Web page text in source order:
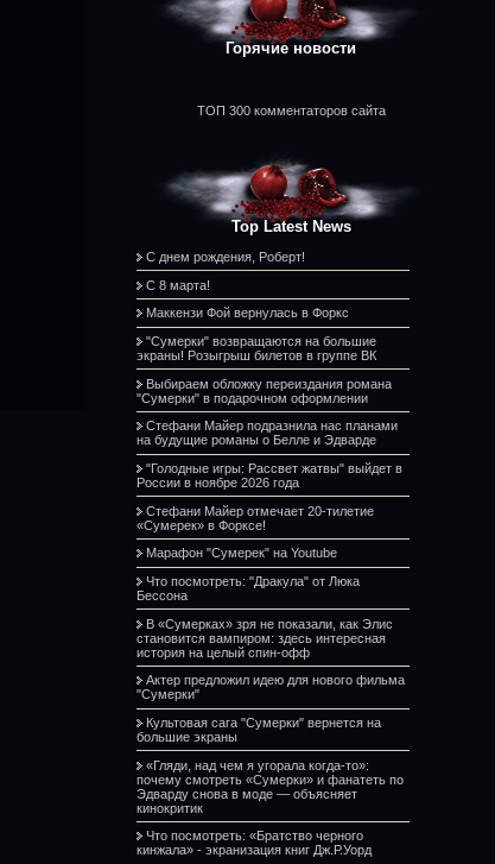
Горячие новости
ТОП 300 комментаторов сайта
Top Latest News
С днем рождения, Роберт!
С 8 марта!
Маккензи Фой вернулась в Форкс
"Сумерки" возвращаются на большие
экраны! Розыгрыш билетов в группе ВК
Выбираем обложку переиздания романа
"Сумерки" в подарочном оформлении
Стефани Майер подразнила нас планами
на будущие романы о Белле и Эдварде
"Голодные игры: Рассвет жатвы" выйдет в
России в ноябре 2026 года
Стефани Майер отмечает 20-тилетие
«Сумерек» в Форксе!
Марафон "Сумерек" на Youtube
Что посмотреть: "Дракула" от Люка
Бессона
В «Сумерках» зря не показали, как Элис
становится вампиром: здесь интересная
история на целый спин-офф
Актер предложил идею для нового фильма
"Сумерки"
Культовая сага "Сумерки" вернется на
большие экраны
«Гляди, над чем я угорала когда-то»:
почему смотреть «Сумерки» и фанатеть по
Эдварду снова в моде — объясняет
кинокритик
Что посмотреть: «Братство черного
кинжала» - экранизация книг Дж.Р.Уорд